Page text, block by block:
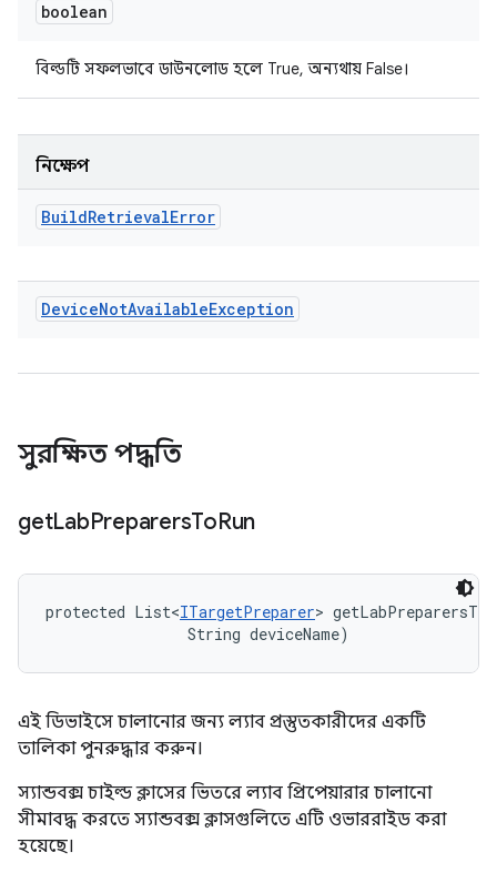
boolean
বিল্ডটি সফলভাবে ডাউনলোড হলে True, অন্যথায় False।
নিক্ষেপ
BuildRetrievalError
DeviceNotAvailableException
সুরক্ষিত পদ্ধতি
getLabPreparersToRun
protected List<ITargetPreparer>
                String deviceName)
এই ডিভাইসে চালানোর জন্য ল্যাব প্রস্তুতকারীদের একটি
তালিকা পুনরুদ্ধার করুন।
স্যান্ডবক্স চাইল্ড ক্লাসের ভিতরে ল্যাব প্রিপেয়ারার চালানো
সীমাবদ্ধ করতে স্যান্ডবক্স ক্লাসগুলিতে এটি ওভাররাইড করা
হয়েছে।